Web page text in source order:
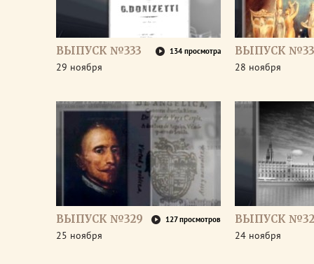
ВЫПУСК №333 134 просмотра
29 ноября
ВЫПУСК
28 ноября
ВЫПУСК №329 127 просмотров
25 ноября
ВЫПУСК
24 ноября